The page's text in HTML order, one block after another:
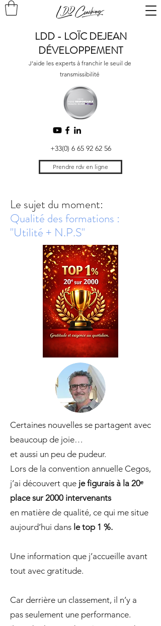
Prendre rdv en ligne
+33(0) 6 65 92 62 56
LDD - LOÏC DEJEAN
DÉVELOPPEMENT
J’aide les experts à franchir le seuil de
transmissibilité
Le sujet du moment:
Qualité des formations :
"Utilité + N.P.S"
Certaines nouvelles se partagent avec
beaucoup de joie…
et aussi un peu de pudeur.
Lors de la convention annuelle Cegos,
j’ai découvert que je figurais à la 20ᵉ
place sur 2000 intervenants
en matière de qualité, ce qui me situe
aujourd’hui dans le top 1 %.
Une information que j’accueille avant
tout avec gratitude.
Car derrière un classement, il n’y a
pas seulement une performance.